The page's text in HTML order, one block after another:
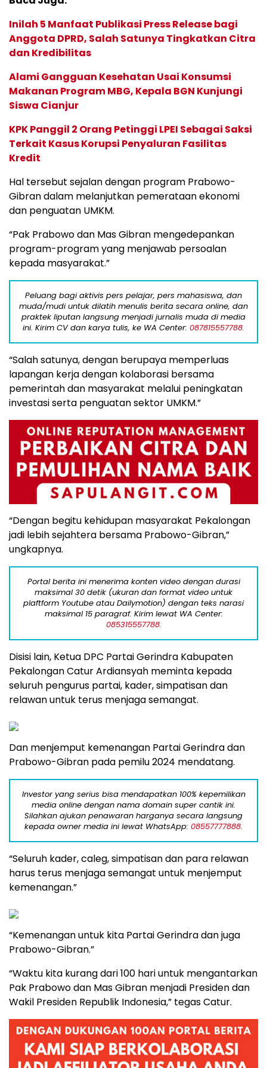
Inilah 5 Manfaat Publikasi Press Release bagi
Anggota DPRD, Salah Satunya Tingkatkan Citra
dan Kredibilitas
Alami Gangguan Kesehatan Usai Konsumsi
Makanan Program MBG, Kepala BGN Kunjungi
Siswa Cianjur
KPK Panggil 2 Orang Petinggi LPEI Sebagai Saksi
Terkait Kasus Korupsi Penyaluran Fasilitas
Kredit
Hal tersebut sejalan dengan program Prabowo-
Gibran dalam melanjutkan pemerataan ekonomi
dan penguatan UMKM.
“Pak Prabowo dan Mas Gibran mengedepankan
program-program yang menjawab persoalan
kepada masyarakat.”
Peluang bagi aktivis pers pelajar, pers mahasiswa, dan
muda/mudi untuk dilatih menulis berita secara online, dan
praktek liputan langsung menjadi jurnalis muda di media
ini. Kirim CV dan karya tulis, ke WA Center: 087815557788.
“Salah satunya, dengan berupaya memperluas
lapangan kerja dengan kolaborasi bersama
pemerintah dan masyarakat melalui peningkatan
investasi serta penguatan sektor UMKM.”
“Dengan begitu kehidupan masyarakat Pekalongan
jadi lebih sejahtera bersama Prabowo-Gibran,”
ungkapnya.
Portal berita ini menerima konten video dengan durasi
maksimal 30 detik (ukuran dan format video untuk
plaftform Youtube atau Dailymotion) dengan teks narasi
maksimal 15 paragraf. Kirim lewat WA Center:
085315557788.
Disisi lain, Ketua DPC Partai Gerindra Kabupaten
Pekalongan Catur Ardiansyah meminta kepada
seluruh pengurus partai, kader, simpatisan dan
relawan untuk terus menjaga semangat.
Dan menjemput kemenangan Partai Gerindra dan
Prabowo-Gibran pada pemilu 2024 mendatang.
Investor yang serius bisa mendapatkan 100% kepemilikan
media online dengan nama domain super cantik ini.
Silahkan ajukan penawaran harganya secara langsung
kepada owner media ini lewat WhatsApp: 08557777888.
“Seluruh kader, caleg, simpatisan dan para relawan
harus terus menjaga semangat untuk menjemput
kemenangan.”
“Kemenangan untuk kita Partai Gerindra dan juga
Prabowo-Gibran.”
“Waktu kita kurang dari 100 hari untuk mengantarkan
Pak Prabowo dan Mas Gibran menjadi Presiden dan
Wakil Presiden Republik Indonesia,” tegas Catur.